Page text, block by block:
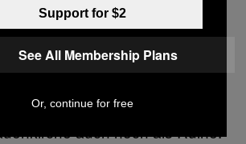
Gerade diese Frage ist es, die
“Über Kunst kann man sich
Für mich geht es bei der
zur Frauenkirche, weil
worden ist. Ich
auch noch als Ruine.
Support for $2
See All Membership Plans
Or, continue for free